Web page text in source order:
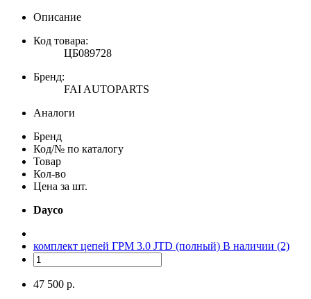
Описание
Код товара:
ЦБ089728
Бренд:
FAI AUTOPARTS
Аналоги
Бренд
Код/№ по каталогу
Товар
Кол-во
Цена за шт.
Dayco
комплект цепей ГРМ 3.0 JTD (полный) В наличии (2)
47 500 р.